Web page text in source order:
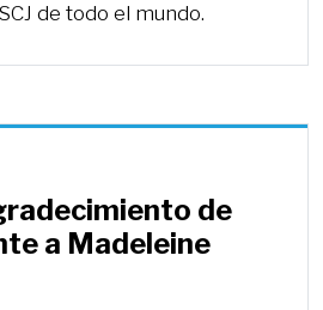
de todo el mundo.
de
a Madeleine